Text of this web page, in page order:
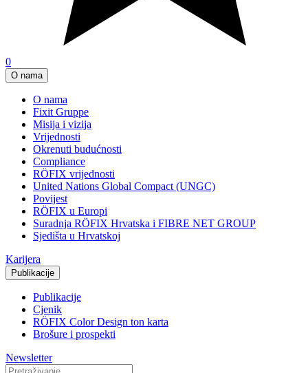
0
O nama
O nama
Fixit Gruppe
Misija i vizija
Vrijednosti
Okrenuti budućnosti
Compliance
RÖFIX vrijednosti
United Nations Global Compact (UNGC)
Povijest
RÖFIX u Europi
Suradnja RÖFIX Hrvatska i FIBRE NET GROUP
Sjedišta u Hrvatskoj
Karijera
Publikacije
Publikacije
Cjenik
RÖFIX Color Design ton karta
Brošure i prospekti
Newsletter